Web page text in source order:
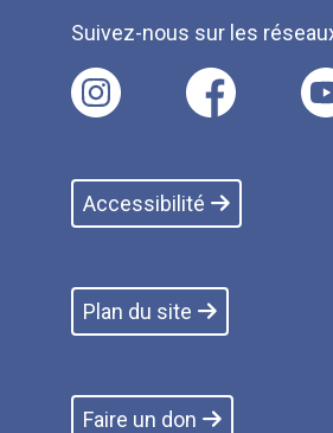
Suivez-nous sur les
Accessibilité
Plan du site
Faire un don